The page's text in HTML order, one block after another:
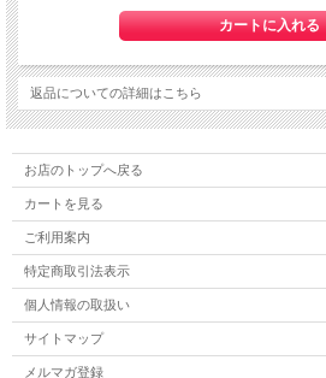
返品についての詳細はこちら
お店のトップへ戻る
カートを見る
ご利用案内
特定商取引法表示
個人情報の取扱い
サイトマップ
メルマガ登録